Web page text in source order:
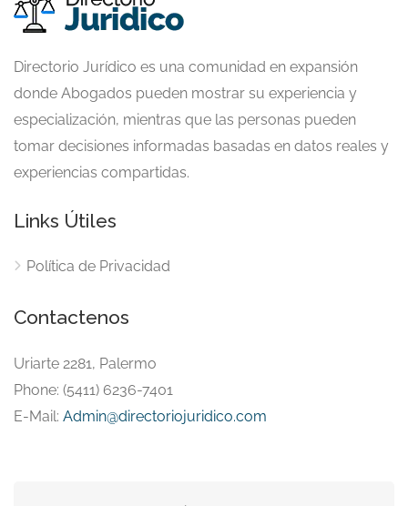
Directorio Jurídico es una comunidad en expansión
donde Abogados pueden mostrar su experiencia y
especialización, mientras que las personas pueden
tomar decisiones informadas basadas en datos reales y
experiencias compartidas.
Links Útiles
Política de Privacidad
Contactenos
Uriarte 2281, Palermo
Phone: (5411) 6236-7401
E-Mail: Admin@directoriojuridico.com